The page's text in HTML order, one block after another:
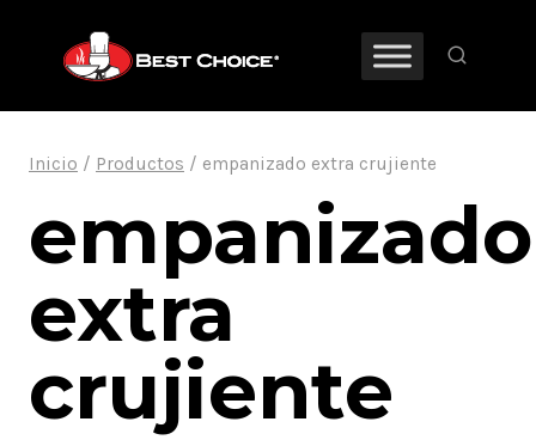
contenido
Inicio / Productos / empanizado extra crujiente
empanizado
extra
crujiente